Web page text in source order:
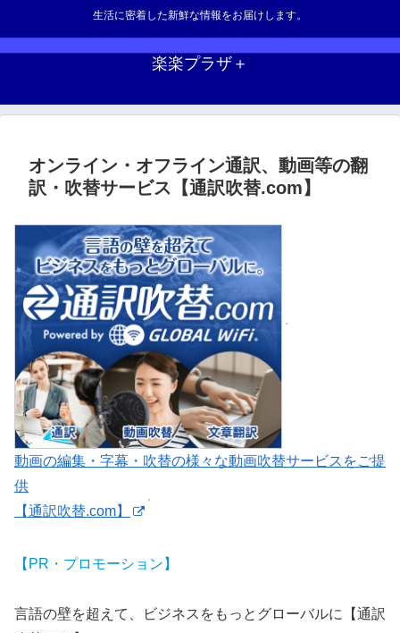
生活に密着した新鮮な情報をお届けします。
楽楽プラザ＋
オンライン・オフライン通訳、動画等の翻
訳・吹替サービス【通訳吹替.com】
動画の編集・字幕・吹替の様々な動画吹替サービスをご提
供
【通訳吹替.com】
【PR・プロモーション】
言語の壁を超えて、ビジネスをもっとグローバルに【通訳